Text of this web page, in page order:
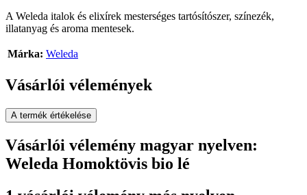
A Weleda italok és elixírek mesterséges tartósítószer, színezék,
illatanyag és aroma mentesek.
Márka: Weleda
Vásárlói vélemények
A termék értékelése
Vásárlói vélemény magyar nyelven:
Weleda Homoktövis bio lé